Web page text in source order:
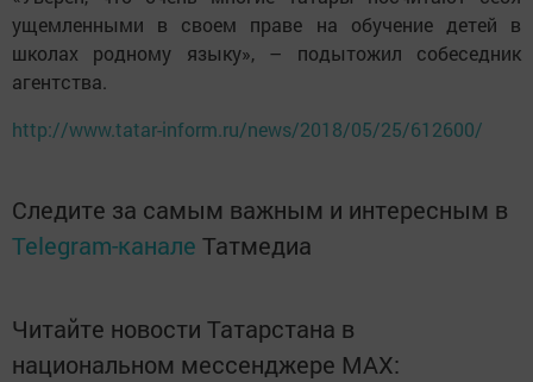
ущемленными в своем праве на обучение детей в
школах родному языку», – подытожил собеседник
агентства.
http://www.tatar-inform.ru/news/2018/05/25/612600/
Следите за самым важным и интересным в
Telegram-канале Татмедиа
Читайте новости Татарстана в
национальном мессенджере MАХ: